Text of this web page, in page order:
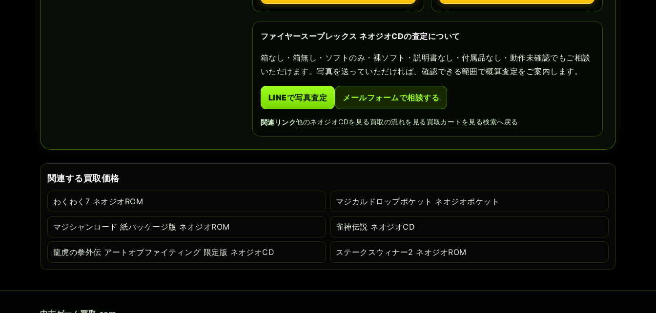
ファイヤースープレックス ネオジオCDの査定について
箱なし・箱無し・ソフトのみ・裸ソフト・説明書なし・付属品なし・動作未確認でもご相談
いただけます。写真を送っていただければ、確認できる範囲で概算査定をご案内します。
LINEで写真査定 メールフォームで相談する
関連リンク他のネオジオCDを見る買取の流れを見る買取カートを見る検索へ戻る
関連する買取価格
わくわく7 ネオジオROM マジカルドロップポケット ネオジオポケット
マジシャンロード 紙パッケージ版 ネオジオROM 雀神伝説 ネオジオCD
龍虎の拳外伝 アートオブファイティング 限定版 ネオジオCD ステークスウィナー2 ネオジオROM